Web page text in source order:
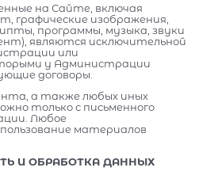
на Сайте, включая
графические изображения,
программы, музыка, звуки
являются исключительной
или
у Администрации
договоры.
а также любых иных
только с письменного
Любое
материалов
И ОБРАБОТКА ДАННЫХ